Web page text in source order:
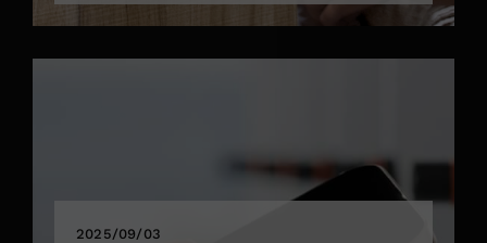
2025/09/03